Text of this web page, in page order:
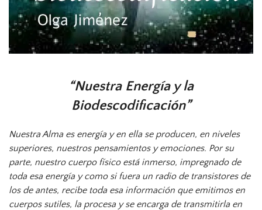
Nuestra Energía y la
Biodescodificación
Nuestra Alma es energía y en ella se producen, en niveles
superiores, nuestros pensamientos y emociones. Por su
parte, nuestro cuerpo físico está inmerso, impregnado de
toda esa energía y como si fuera un radio de transistores de
los de antes, recibe toda esa información que emitimos en
cuerpos sutiles, la procesa y se encarga de transmitirla en